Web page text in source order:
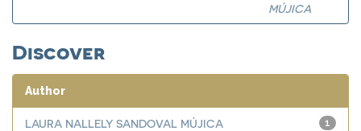
MÚJICA
Discover
Author
1
LAURA NALLELY SANDOVAL MÚJICA